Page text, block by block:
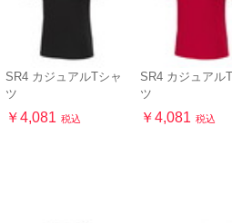
SR4 カジュアルTシャ
ツ
￥4,081 税込
SR4 カジュアル
ツ
￥4,081 税込